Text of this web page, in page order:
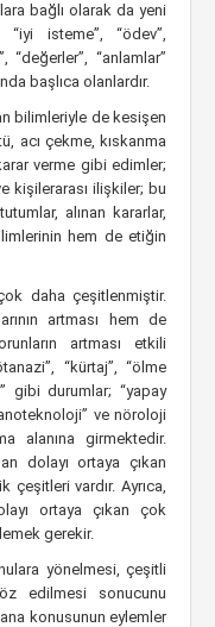
bağlı olarak da yeni
“iyi isteme”, “ödev”,
“değerler”, “anlamlar”
başlıca olanlardır.
bilimleriyle de kesişen
acı çekme, kıskanma
verme gibi edimler;
kişilerarası ilişkiler; bu
alınan kararlar,
hem de etiğin
daha çeşitlenmiştir.
artması hem de
artması etkili
“kürtaj”, “ölme
gibi durumlar; “yapay
ve nöroloji
alanına girmektedir.
dolayı ortaya çıkan
çeşitleri vardır. Ayrıca,
ortaya çıkan çok
gerekir.
yönelmesi, çeşitli
edilmesi sonucunu
konusunun eylemler